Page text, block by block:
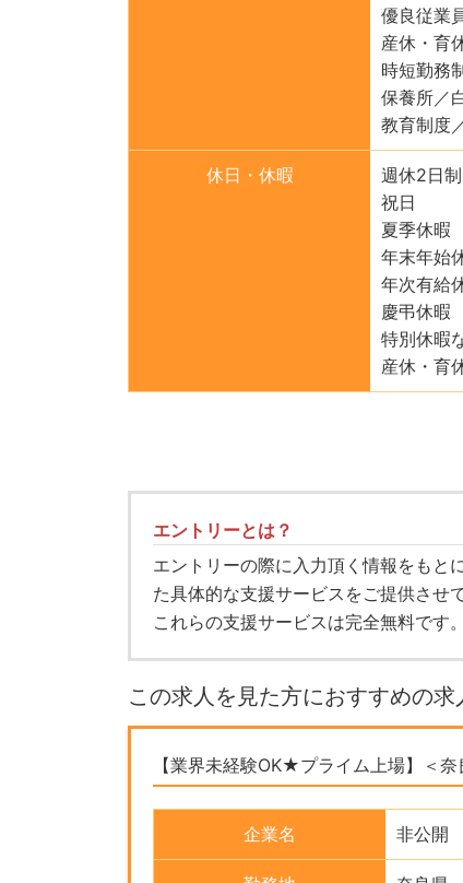
優良従業
産休・育
時短勤務
保養所／
教育制度
休日・休暇
週休2日
祝日
夏季休暇
年末年始
年次有給
慶弔休暇
特別休暇
産休・育
エントリーとは？
エントリーの際に入力頂く情報をもと
た具体的な支援サービスをご提供させ
これらの支援サービスは完全無料です。
この求人を見た方におすすめの求
【業界未経験OK★プライム上場】＜
企業名 非公開